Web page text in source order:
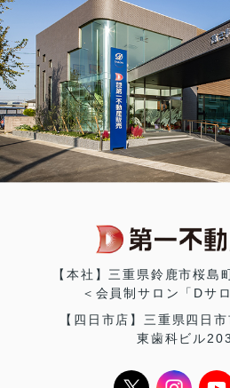
【本社】三重県鈴鹿市桜島
＜会員制サロン「Dサ
【四日市店】三重県四日
東歯科ビル